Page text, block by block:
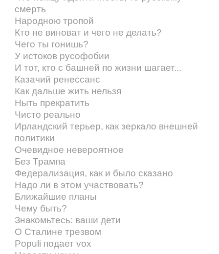
смерть
Народною тропой
Кто не виноват и чего не делать?
Чего ты гонишь?
У истоков русофобии
И тот, кто с башней по жизни шагает...
Казачий ренессанс
Как дальше жить нельзя
Ныть прекратить
Чисто реально
Ирландский терьер, как зеркало внешней
политики
Очевидное невероятное
Без Трампа
Федерализация, как и было сказано
Надо ли в этом участвовать?
Ближайшие планы
Чему быть?
Знакомьтесь: ваши дети
О Сталине трезвом
Populi подает vox